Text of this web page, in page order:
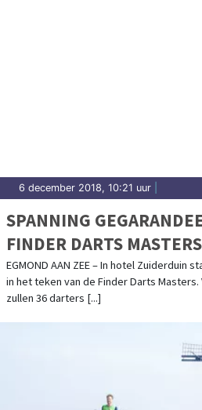
6 december 2018, 10:21 uur
SPANNING
FINDER DARTS MASTERS
EGMOND AAN ZEE – In hotel Zuiderduin
in het teken van de Finder Darts
zullen 36 darters [...]